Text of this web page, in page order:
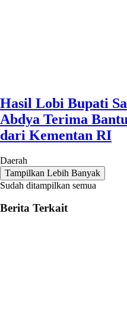
Hasil Lobi Bupati
Abdya Terima
dari Kementan RI
Daerah
Tampilkan Lebih Banyak
Sudah ditampilkan semua
Berita Terkait